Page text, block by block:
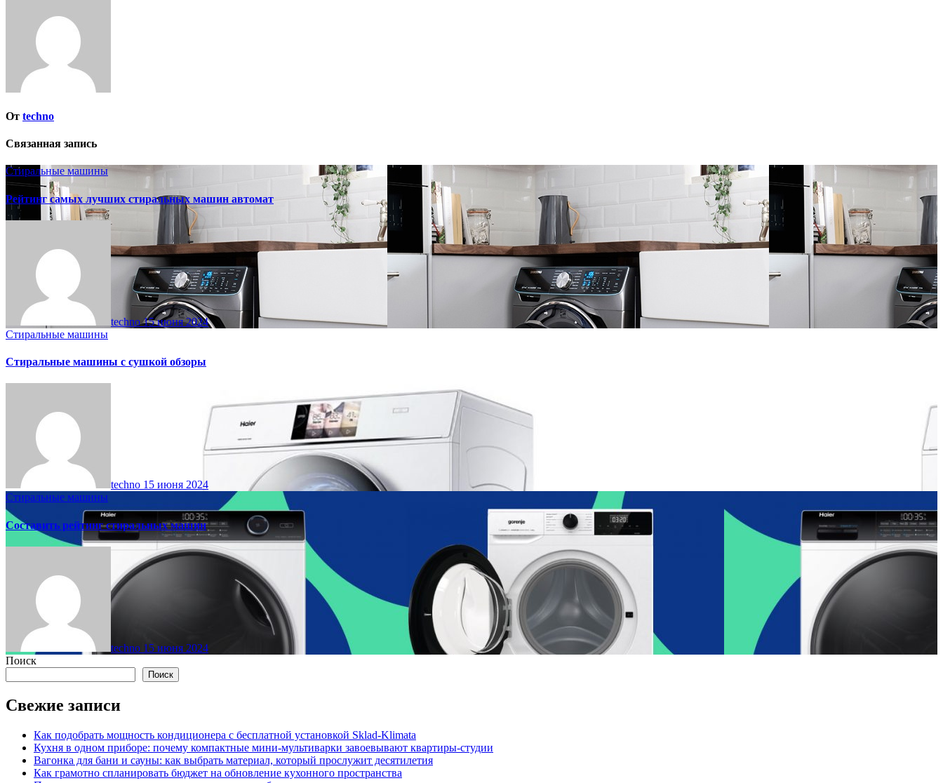
От techno
Связанная запись
Стиральные машины
Рейтинг самых лучших стиральных машин автомат
techno15 июня 2024
Стиральные машины
Стиральные машины с сушкой обзоры
techno 15 июня 2024
Стиральные машины
Составить рейтинг стиральных машин
techno 15 июня 2024
Поиск
Поиск
Свежие записи
Как подобрать мощность кондиционера с бесплатной установкой Sklad-Klimata
Кухня в одном приборе: почему компактные мини-мультиварки завоевывают квартиры-студии
Вагонка для бани и сауны: как выбрать материал, который прослужит десятилетия
Как грамотно спланировать бюджет на обновление кухонного пространства